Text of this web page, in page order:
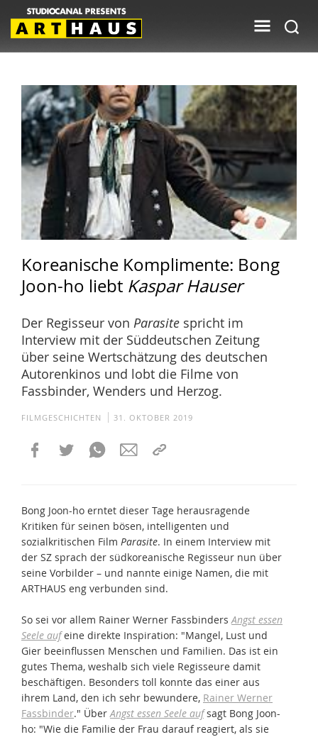
Koreanische Komplimente: Bong
Joon-ho liebt Kaspar Hauser
Der Regisseur von Parasite spricht im
Interview mit der Süddeutschen Zeitung
über seine Wertschätzung des deutschen
Autorenkinos und lobt die Filme von
Fassbinder, Wenders und Herzog.
FILMGESCHICHTEN 31. OKTOBER 2019
Bong Joon-ho erntet dieser Tage herausragende
Kritiken für seinen bösen, intelligenten und
sozialkritischen Film Parasite. In einem Interview mit
der SZ sprach der südkoreanische Regisseur nun über
seine Vorbilder – und nannte einige Namen, die mit
ARTHAUS eng verbunden sind.
So sei vor allem Rainer Werner FassbindersAngst essen
Seele aufeine direkte Inspiration: "Mangel, Lust und
Gier beeinflussen Menschen und Familien. Das ist ein
gutes Thema, weshalb sich viele Regisseure damit
beschäftigen. Besonders toll konnte das einer aus
ihrem Land, den ich sehr bewundere, Rainer Werner
Fassbinder." ÜberAngst essen Seele aufsagt Bong Joon-
ho: "Wie die Familie der Frau darauf reagiert, als sie